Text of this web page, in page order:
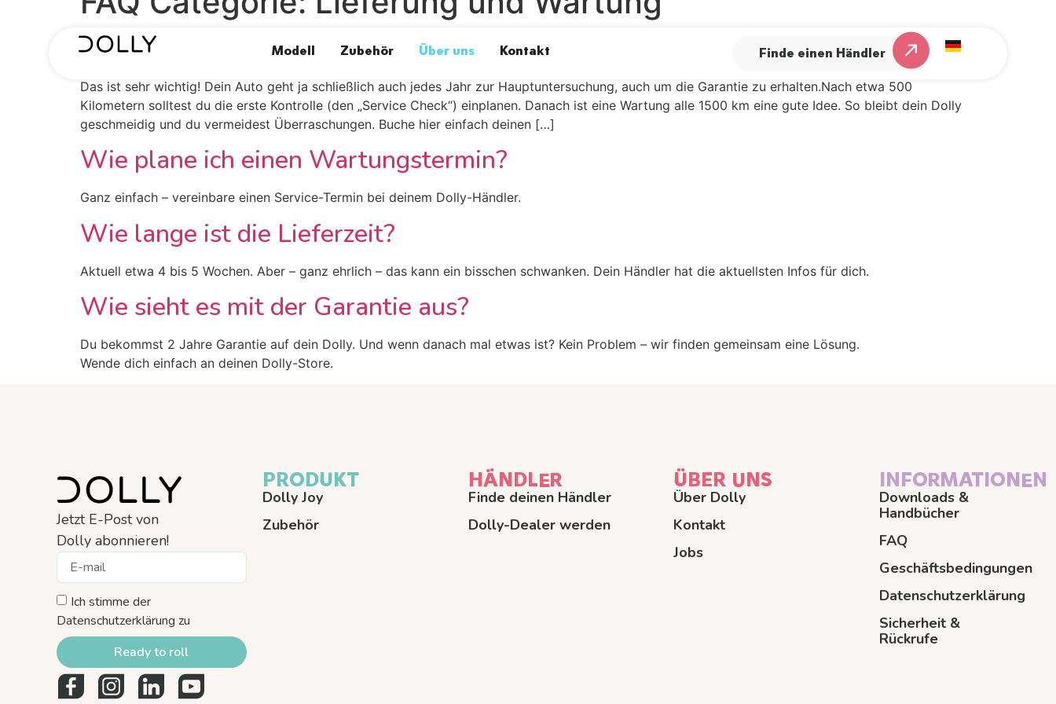
Modell Zubehör Über uns Kontakt Finde einen Händler
Wie oft benötigt mein Fahrrad Wartung?
Das ist sehr wichtig! Dein Auto geht ja schließlich auch jedes Jahr zur Hauptuntersuchung, auch um die Garantie zu erhalten.Nach etwa 500
Kilometern solltest du die erste Kontrolle (den „Service Check“) einplanen. Danach ist eine Wartung alle 1500 km eine gute Idee. So bleibt dein Dolly
geschmeidig und du vermeidest Überraschungen. Buche hier einfach deinen […]
Wie plane ich einen Wartungstermin?
Ganz einfach – vereinbare einen Service-Termin bei deinem Dolly-Händler.
Wie lange ist die Lieferzeit?
Aktuell etwa 4 bis 5 Wochen. Aber – ganz ehrlich – das kann ein bisschen schwanken. Dein Händler hat die aktuellsten Infos für dich.
Wie sieht es mit der Garantie aus?
Du bekommst 2 Jahre Garantie auf dein Dolly. Und wenn danach mal etwas ist? Kein Problem – wir finden gemeinsam eine Lösung.
Wende dich einfach an deinen Dolly-Store.
Jetzt E-Post von
Dolly abonnieren!
Ich stimme der
Datenschutzerklärung zu
Ready to roll
PRODUKT
Dolly Joy
Zubehör
HÄNDLER
Finde deinen Händler
Dolly-Dealer werden
ÜBER UNS
Über Dolly
Kontakt
Jobs
INFORMATIONEN
Downloads &
Handbücher
FAQ
Geschäftsbedingungen
Datenschutzerklärung
Sicherheit &
Rückrufe